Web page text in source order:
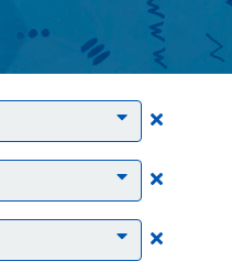
Clic
Clic
Clic